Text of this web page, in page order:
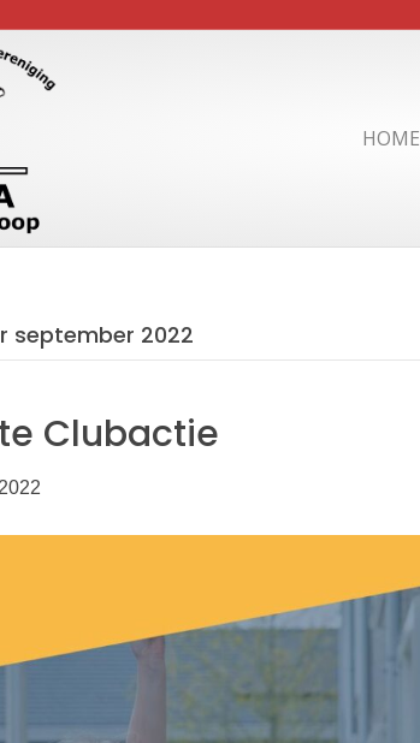
HOME
september 2022
Clubactie